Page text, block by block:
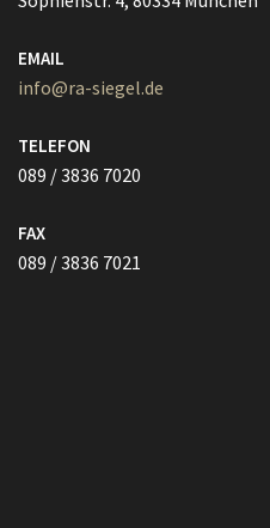
EMAIL
info@ra-siegel.de
TELEFON
089 / 3836 7020
FAX
089 / 3836 7021